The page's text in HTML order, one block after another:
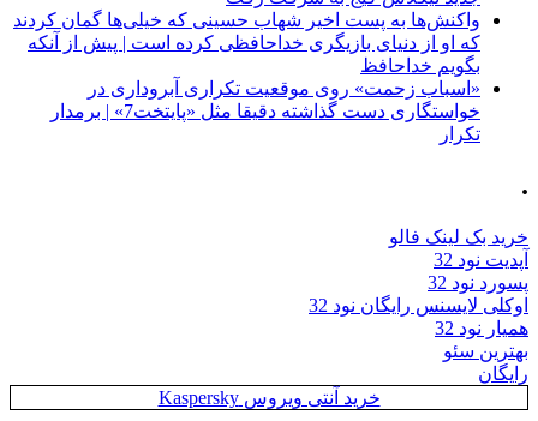
واکنش‌ها به پست اخیر شهاب حسینی که خیلی‌ها گمان کردند
که او از دنیای بازیگری خداحافظی کرده است | پیش از آنکه
بگویم خداحافظ
«اسباب زحمت» روی موقعیت تکراری آبروداری در
خواستگاری دست گذاشته دقیقا مثل «پایتخت7» | برمدار
تکرار
.
خرید بک لینک فالو
آپدیت نود 32
پسورد نود 32
اوکلی لایسنس رایگان نود 32
همیار نود 32
بهترین سئو
رایگان
خرید آنتی ویروس Kaspersky